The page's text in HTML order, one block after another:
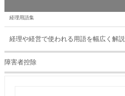
経理用語集
経理や経営で使われる用語を幅広く解説
障害者控除